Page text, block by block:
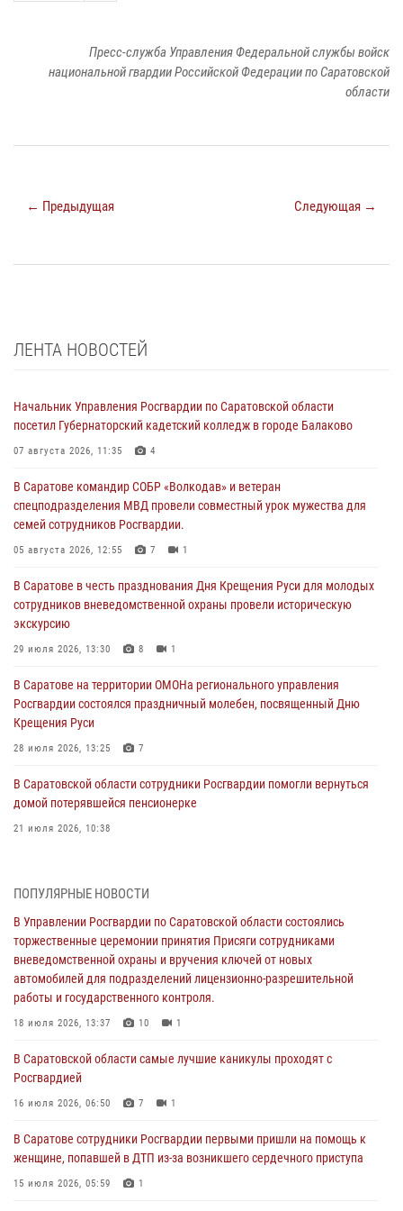
Пресс-служба Управления Федеральной службы войск
национальной гвардии Российской Федерации по Саратовской
области
← Предыдущая Следующая →
ЛЕНТА НОВОСТЕЙ
Начальник Управления Росгвардии по Саратовской области
посетил Губернаторский кадетский колледж в городе Балаково
07 августа 2026, 11:35 4
В Саратове командир СОБР «Волкодав» и ветеран
спецподразделения МВД провели совместный урок мужества для
семей сотрудников Росгвардии.
05 августа 2026, 12:55 7 1
В Саратове в честь празднования Дня Крещения Руси для молодых
сотрудников вневедомственной охраны провели историческую
экскурсию
29 июля 2026, 13:30 8 1
В Саратове на территории ОМОНа регионального управления
Росгвардии состоялся праздничный молебен, посвященный Дню
Крещения Руси
28 июля 2026, 13:25 7
В Саратовской области сотрудники Росгвардии помогли вернуться
домой потерявшейся пенсионерке
21 июля 2026, 10:38
вневедомственной охраны и вручения ключей от новых
автомобилей для подразделений лицензионно-разрешительной
работы и государственного контроля.
18 июля 2026, 13:37 10 1
В Саратовской области самые лучшие каникулы проходят с
Росгвардией
В Саратове сотрудники Росгвардии первыми пришли на помощь к
женщине, попавшей в ДТП из-за возникшего сердечного приступа
В Саратове продолжается масштабная ведомственная акция
"Каникулы с Росгвардией"
ПОПУЛЯРНЫЕ НОВОСТИ
В Управлении Росгвардии по Саратовской области состоялись
торжественные церемонии принятия Присяги сотрудниками
вневедомственной охраны и вручения ключей от новых
автомобилей для подразделений лицензионно-разрешительной
работы и государственного контроля.
18 июля 2026, 13:37 10 1
В Саратовской области самые лучшие каникулы проходят с
Росгвардией
16 июля 2026, 06:50 7 1
В Саратове сотрудники Росгвардии первыми пришли на помощь к
женщине, попавшей в ДТП из-за возникшего сердечного приступа
15 июля 2026, 05:59 1